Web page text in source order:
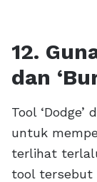
12.
dan
Tool
untuk
terlihat
tool tersebut